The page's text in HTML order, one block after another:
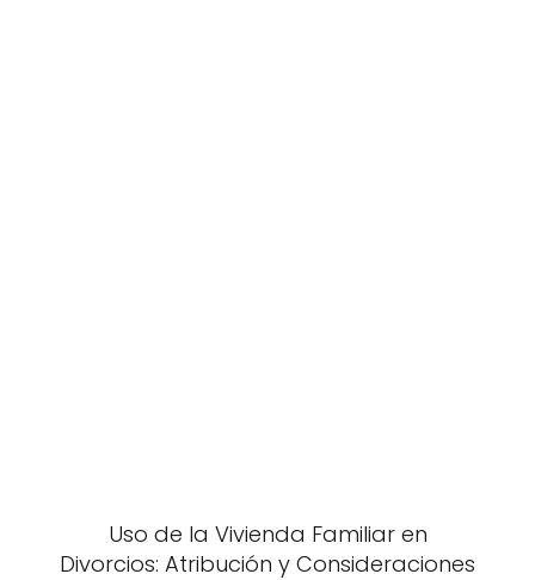
Uso de la Vivienda Familiar en
Divorcios: Atribución y Consideraciones